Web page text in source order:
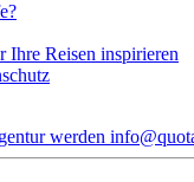
Ihre Reisen inspirieren
werden